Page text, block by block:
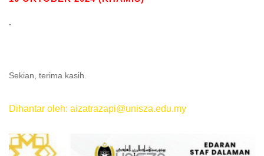
.
Sekian, terima kasih.
Dihantar oleh: aizatrazapi@unisza.edu.my